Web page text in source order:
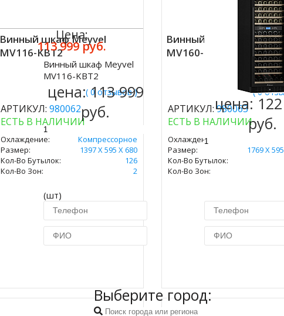
Винный шкаф Meyvel
MV116-KBT2
( 0 отзывов )
АРТИКУЛ: 980062
ЕСТЬ В НАЛИЧИИ
Охлаждение:
Компрессорное
Размер:
1397 Х 595 Х 680
Кол-Во Бутылок:
126
Кол-Во Зон:
2
Цена:
113 999 руб.
Винный шкаф Meyvel
MV116-KBT2
цена:113 999
руб.
(шт)
Винный шкаф Meyvel
MV160-KBT2
( 0
АРТИКУЛ:980063
ЕСТЬ В НАЛИЧИИ
Охлаждение:
Размер:
1769 Х
Кол-Во Бутылок:
Кол-Во Зон:
цена:
руб.
Выберите город: